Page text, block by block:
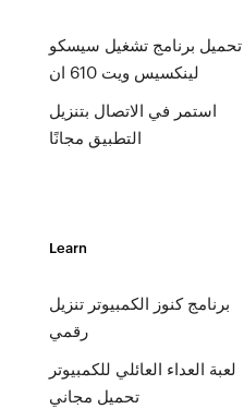
تحميل برنامج تشغيل سيسكو
لينكسيس ويت 610 ان
استمر في الاتصال بتنزيل
التطبيق مجانًا
Learn
برنامج كنوز الكمبيوتر تنزيل
رقمي
لعبة العداء العائلي للكمبيوتر
تحميل مجاني